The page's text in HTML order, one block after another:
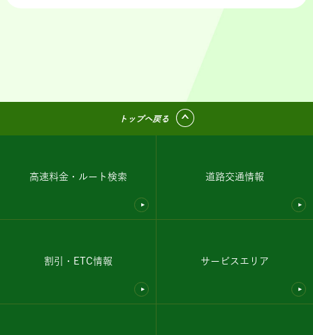
トップへ戻る
高速料金・ルート検索 道路交通情報
割引・ETC情報 サービスエリア